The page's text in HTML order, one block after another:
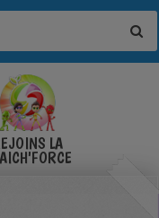
LA